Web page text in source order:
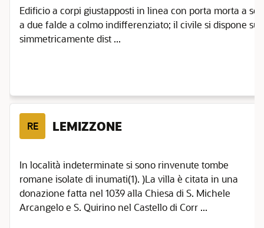
Edificio a corpi giustapposti in linea con porta morta a
a due falde a colmo indifferenziato; il civile si dispone
simmetricamente dist ...
RE LEMIZZONE
In località indeterminate si sono rinvenute tombe
romane isolate di inumati(1). )La villa è citata in una
donazione fatta nel 1039 alla Chiesa di S. Michele
Arcangelo e S. Quirino nel Castello di Corr ...